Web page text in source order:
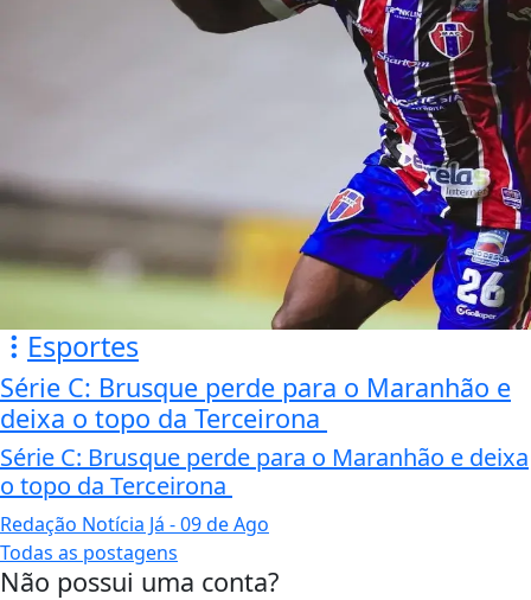
Esportes
Série C: Brusque perde para o Maranhão e
deixa o topo da Terceirona
Série C: Brusque perde para o Maranhão e deixa
o topo da Terceirona
Redação Notícia Já - 09 de Ago
Todas as postagens
Não possui uma conta?